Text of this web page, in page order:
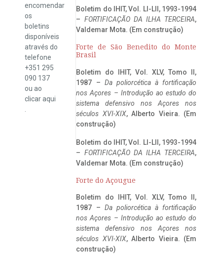
encomendar
os
boletins
disponíveis
através do
telefone
+351 295
090 137
ou ao
clicaraqui
Boletim do IHIT, Vol. LI-LII, 1993-1994
– FORTIFICAÇÃO DA ILHA TERCEIRA,
Valdemar Mota. (Em construção)
Forte de São Benedito do Monte
Brasil
Boletim do IHIT, Vol. XLV, Tomo II,
1987 – Da poliorcética à fortificação
nos Açores – Introdução ao estudo do
sistema defensivo nos Açores nos
séculos XVI-XIX, Alberto Vieira. (Em
construção)
Boletim do IHIT, Vol. LI-LII, 1993-1994
– FORTIFICAÇÃO DA ILHA TERCEIRA,
Valdemar Mota. (Em construção)
Forte do Açougue
Boletim do IHIT, Vol. XLV, Tomo II,
1987 – Da poliorcética à fortificação
nos Açores – Introdução ao estudo do
sistema defensivo nos Açores nos
séculos XVI-XIX, Alberto Vieira. (Em
construção)